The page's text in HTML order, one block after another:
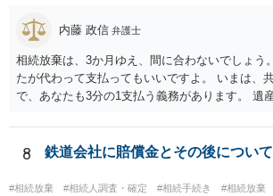
内藤 政信 弁護士
相続放棄は、3か月ゆえ、間に合わないでしょう
たが代わって支払ってもいいですよ。 いまは、
で、あなたも3分の1支払う義務があります。 遺
払い義務があります。
8 鉄道会社に賠償金とその後について
#相続放棄 #相続人調査・確定 #相続手続き #相続放棄